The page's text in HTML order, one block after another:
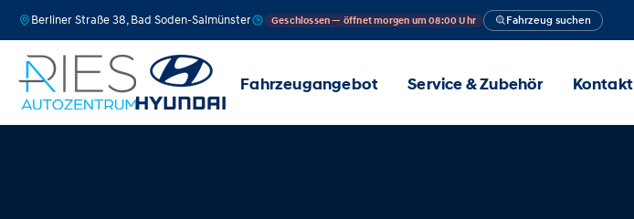
Berliner Straße 38, Bad Soden-Salmünster Geschlossen — öffnet morgen um 08:00 Uhr Fahrzeug suchen
Fahrzeugangebot Service & Zubehör Kontakt